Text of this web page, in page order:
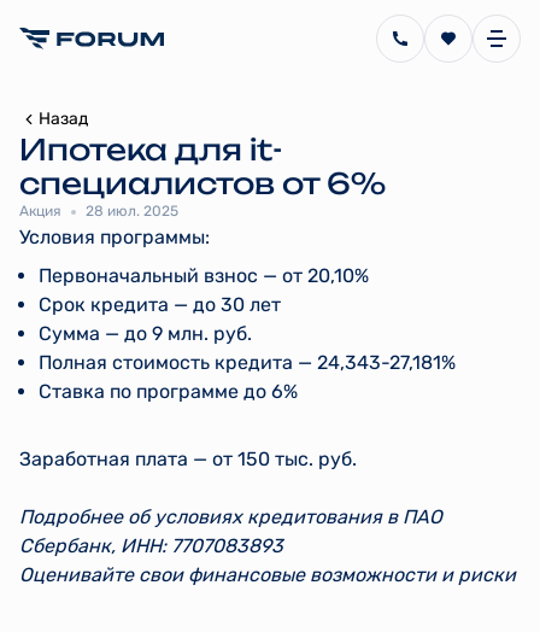
+7 (343) 311-51-90 +7 (343) 357-92-18+7
Назад
Ипотека для it-
специалистов от 6%
Акция 28 июл. 2025
Условия программы:
Первоначальный взнос — от 20,10%
Срок кредита — до 30 лет
Сумма — до 9 млн. руб.
Полная стоимость кредита — 24,343-27,181%
Ставка по программе до 6%
Заработная плата — от 150 тыс. руб.
Подробнее об условиях кредитования в ПАО
Сбербанк, ИНН: 7707083893
Оценивайте свои финансовые возможности и риски